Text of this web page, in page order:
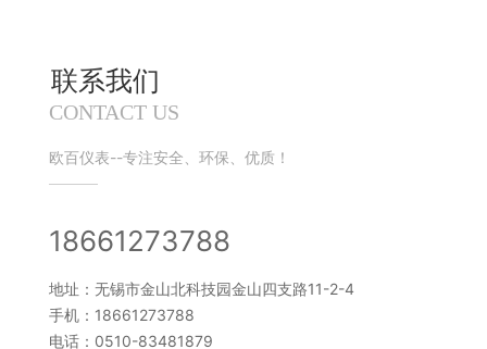
联系我们
CONTACT US
欧百仪表--专注安全、环保、优质！
18661273788
地址：无锡市金山北科技园金山四支路11-2-4
手机：18661273788
电话：0510-83481879